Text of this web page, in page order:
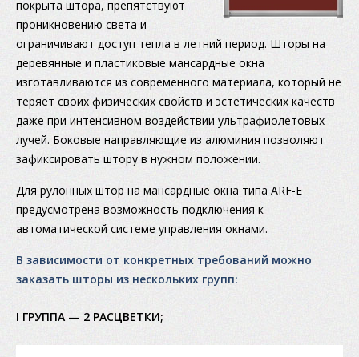
покрыта штора, препятствуют
проникновению света и
ограничивают доступ тепла в летний период. Шторы на
деревянные и пластиковые мансардные окна
изготавливаются из современного материала, который не
теряет своих физических свойств и эстетических качеств
даже при интенсивном воздействии ультрафиолетовых
лучей. Боковые направляющие из алюминия позволяют
зафиксировать штору в нужном положении.
Для рулонных штор на мансардные окна типа ARF-E
предусмотрена возможность подключения к
автоматической системе управления окнами.
В зависимости от конкретных требований можно
заказать шторы из нескольких групп:
I ГРУППА — 2 РАСЦВЕТКИ;